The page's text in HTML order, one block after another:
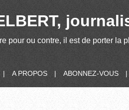
pour ou contre, il est de porter
| A PROPOS | ABONNEZ-VOUS |